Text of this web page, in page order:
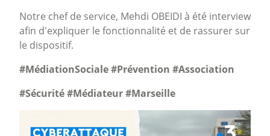
Notre chef de service, Mehdi OBEIDI à été interview
afin d'expliquer le fonctionnalité et de rassurer sur
le dispositif.
#MédiationSociale #Prévention #Association
#Sécurité #Médiateur #Marseille